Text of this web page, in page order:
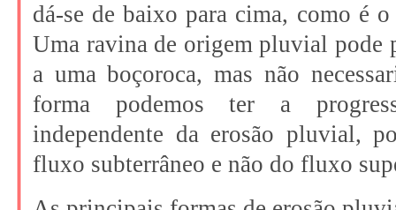
dá-se de baixo para cima, como é o
Uma ravina de origem pluvial pode
a uma boçoroca, mas não
forma podemos ter a
independente da erosão pluvial,
fluxo subterrâneo e não do fluxo